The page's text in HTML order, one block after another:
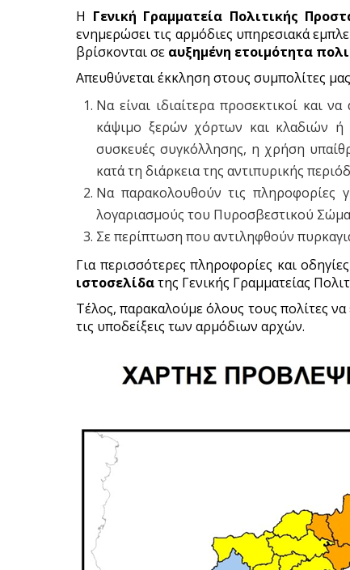
Η Γενική Γραμματεία Πολιτικής
ενημερώσει τις αρμόδιες υπηρεσιακά
βρίσκονται σε αυξημένη ετοιμότητα
Απευθύνεται έκκληση στους συμπολίτες
Να είναι ιδιαίτερα προσεκτικοί και
κάψιμο ξερών χόρτων και κλαδιών ή
συσκευές συγκόλλησης, η χρήση
κατά τη διάρκεια της αντιπυρικής
Να παρακολουθούν τις πληροφορίες
λογαριασμούς του Πυροσβεστικού
Σε περίπτωση που αντιληφθούν
Για περισσότερες πληροφορίες και
ιστοσελίδατης Γενικής Γραμματείας
Τέλος, παρακαλούμε όλους τους πολίτες να
τις υποδείξεις των αρμόδιων αρχών.